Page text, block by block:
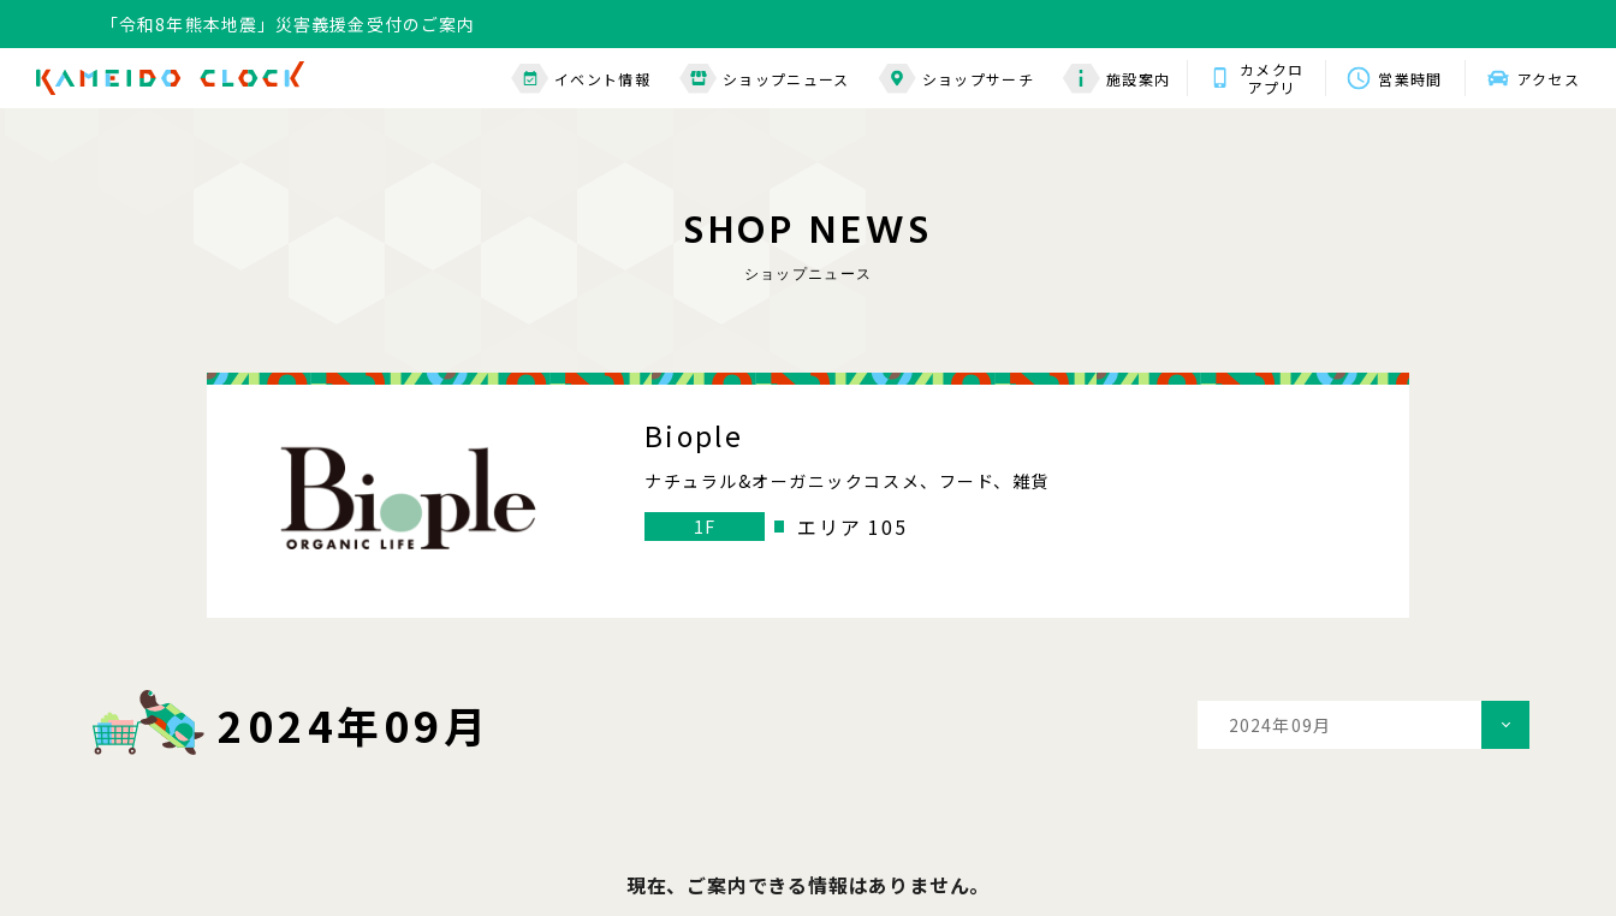
「令和8年熊本地震」災害義援金受付のご案内
イベント情報 ショップニュース ショップサーチ 施設案内
カメクロ
アプリ
営業時間 アクセス
SHOP NEWS
ショップニュース
Biople
ナチュラル&オーガニックコスメ、フード、雑貨
1F
エリア 105
2024年09月
2024年09月
現在、ご案内できる情報はありません。